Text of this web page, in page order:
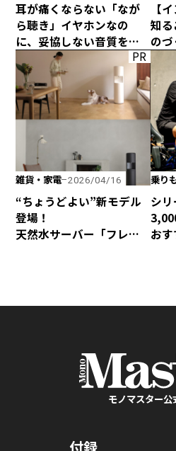
耳が痛くならない「なが
ら聴き」イヤホンなの
に、妥協しない音質を追
求した「HP-H300BT」が
発売！
【
知
の
太
「
PR
雑貨・家電 2026/04/16
“ちょうどよい”新モデル
登場！
天然水サーバー「フレ
乗り
シ
お
モノマスター公
付録